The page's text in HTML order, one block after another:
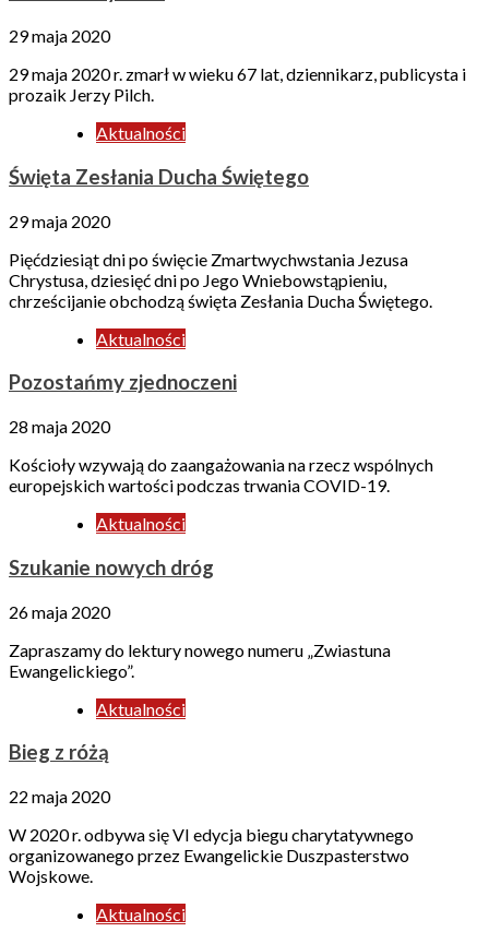
29 maja 2020
29 maja 2020 r. zmarł w wieku 67 lat, dziennikarz, publicysta i
prozaik Jerzy Pilch.
Aktualności
Święta Zesłania Ducha Świętego
29 maja 2020
Pięćdziesiąt dni po święcie Zmartwychwstania Jezusa
Chrystusa, dziesięć dni po Jego Wniebowstąpieniu,
chrześcijanie obchodzą święta Zesłania Ducha Świętego.
Aktualności
Pozostańmy zjednoczeni
28 maja 2020
Kościoły wzywają do zaangażowania na rzecz wspólnych
europejskich wartości podczas trwania COVID-19.
Aktualności
Szukanie nowych dróg
26 maja 2020
Zapraszamy do lektury nowego numeru „Zwiastuna
Ewangelickiego”.
Aktualności
Bieg z różą
22 maja 2020
W 2020 r. odbywa się VI edycja biegu charytatywnego
organizowanego przez Ewangelickie Duszpasterstwo
Wojskowe.
Aktualności